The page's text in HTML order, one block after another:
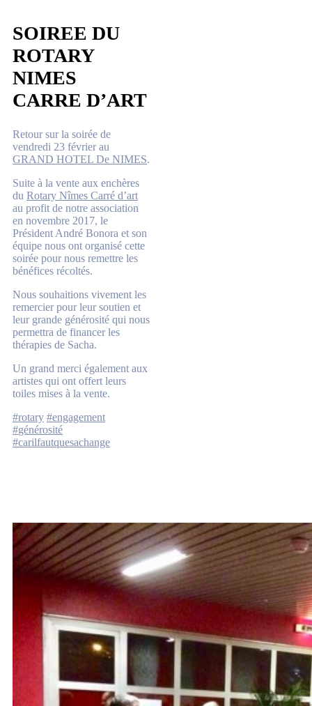
SOIREE DU
ROTARY
NIMES
CARRE D’ART
Retour sur la soirée de
vendredi 23 février au
GRAND HOTEL De NIMES.
Suite à la vente aux enchères
du Rotary Nîmes Carré d’art
au profit de notre association
en novembre 2017, le
Président André Bonora et son
équipe nous ont organisé cette
soirée pour nous remettre les
bénéfices récoltés.
Nous souhaitions vivement les
remercier pour leur soutien et
leur grande générosité qui nous
permettra de financer les
thérapies de Sacha.
Un grand merci également aux
artistes qui ont offert leurs
toiles mises à la vente.
#rotary #engagement
#générosité
#carilfautquesachange